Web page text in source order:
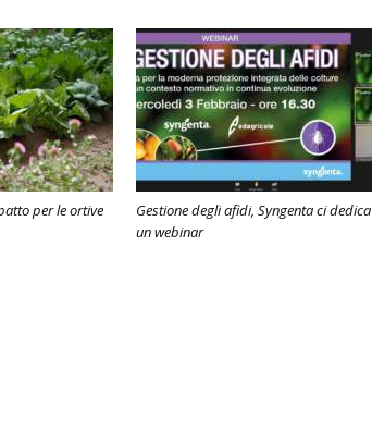
per le ortive
Gestione degli afidi, Syngenta ci dedica
un webinar